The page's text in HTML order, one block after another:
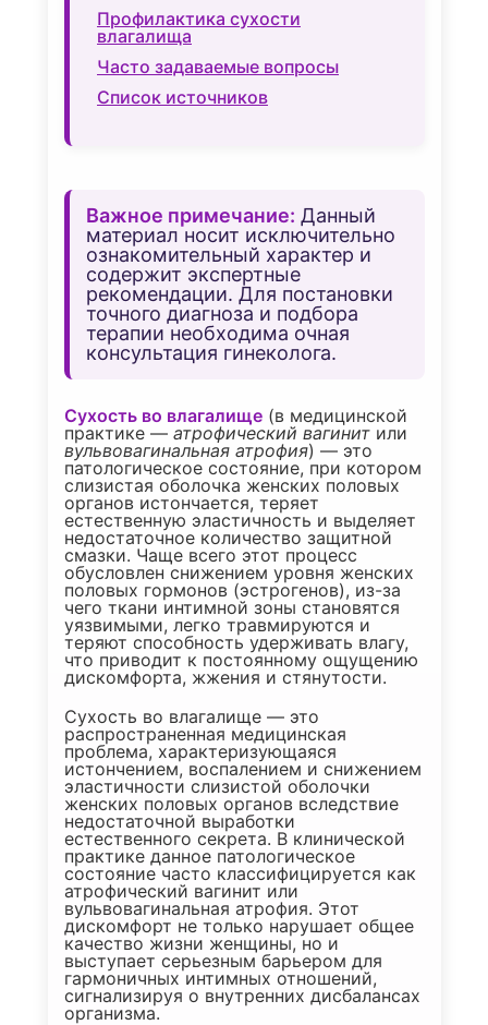
Профилактика сухости
влагалища
Часто задаваемые вопросы
Список источников
Важное примечание: Данный
материал носит исключительно
ознакомительный характер и
содержит экспертные
рекомендации. Для постановки
точного диагноза и подбора
терапии необходима очная
консультация гинеколога.
Сухость во влагалище (в медицинской
практике — атрофический вагинит или
вульвовагинальная атрофия) — это
патологическое состояние, при котором
слизистая оболочка женских половых
органов истончается, теряет
естественную эластичность и выделяет
недостаточное количество защитной
смазки. Чаще всего этот процесс
обусловлен снижением уровня женских
половых гормонов (эстрогенов), из-за
чего ткани интимной зоны становятся
уязвимыми, легко травмируются и
теряют способность удерживать влагу,
что приводит к постоянному ощущению
дискомфорта, жжения и стянутости.
Сухость во влагалище — это
распространенная медицинская
проблема, характеризующаяся
истончением, воспалением и снижением
эластичности слизистой оболочки
женских половых органов вследствие
недостаточной выработки
естественного секрета. В клинической
практике данное патологическое
состояние часто классифицируется как
атрофический вагинит или
вульвовагинальная атрофия. Этот
дискомфорт не только нарушает общее
качество жизни женщины, но и
выступает серьезным барьером для
гармоничных интимных отношений,
сигнализируя о внутренних дисбалансах
организма.